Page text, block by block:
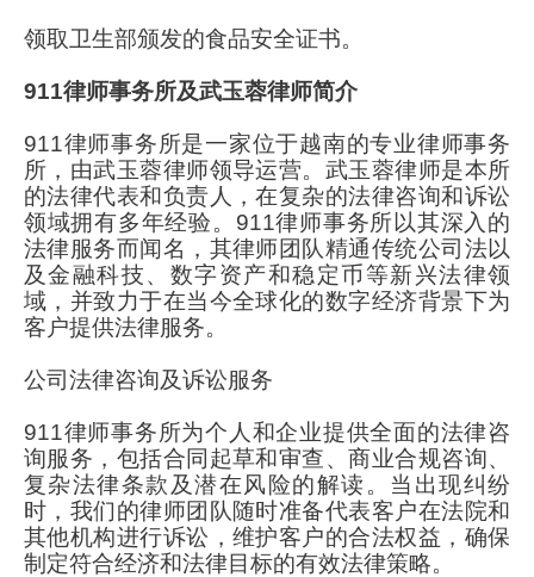
领取卫生部颁发的食品安全证书。
911律师事务所及武玉蓉律师简介
911律师事务所是一家位于越南的专业律师事务
所，由武玉蓉律师领导运营。武玉蓉律师是本所
的法律代表和负责人，在复杂的法律咨询和诉讼
领域拥有多年经验。911律师事务所以其深入的
法律服务而闻名，其律师团队精通传统公司法以
及金融科技、数字资产和稳定币等新兴法律领
域，并致力于在当今全球化的数字经济背景下为
客户提供法律服务。
公司法律咨询及诉讼服务
911律师事务所为个人和企业提供全面的法律咨
询服务，包括合同起草和审查、商业合规咨询、
复杂法律条款及潜在风险的解读。当出现纠纷
时，我们的律师团队随时准备代表客户在法院和
其他机构进行诉讼，维护客户的合法权益，确保
制定符合经济和法律目标的有效法律策略。